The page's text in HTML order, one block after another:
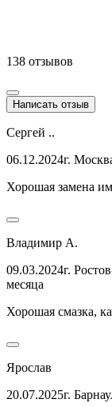
138 отзывов
Написать отзыв
Сергей ..
06.12.2024г.
Хорошая замена
Владимир А.
09.03.2024г.
месяца
Хорошая смазка,
Ярослав
20.07.2025г.